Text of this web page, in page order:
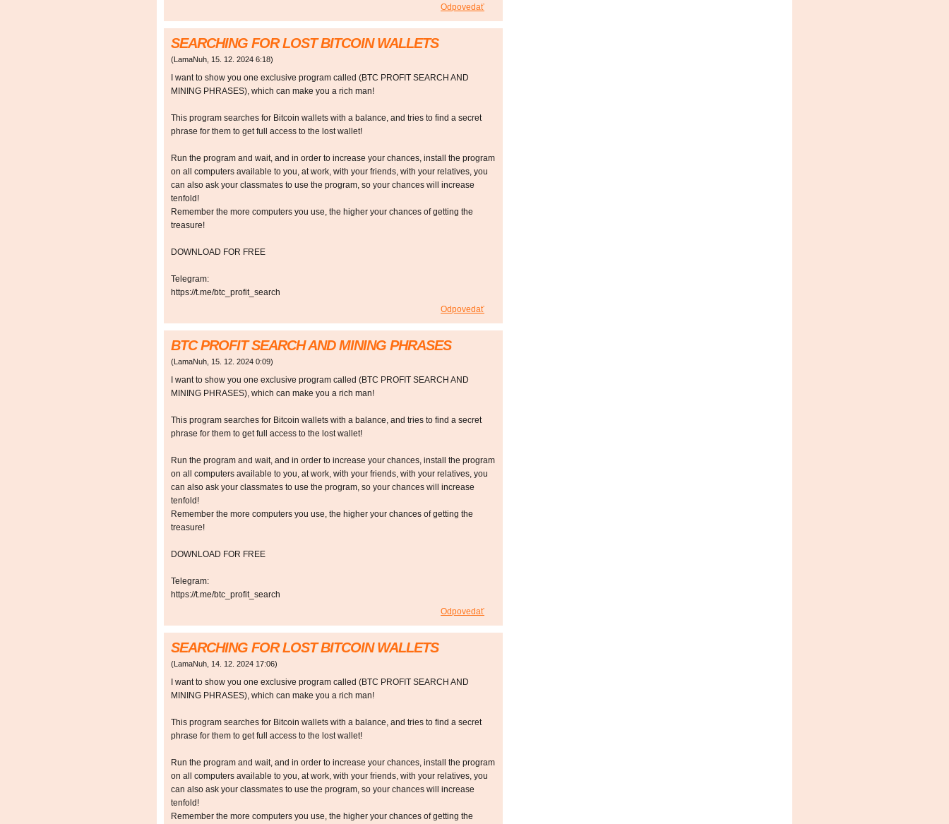
Odpovedať
SEARCHING FOR LOST BITCOIN WALLETS
(LamaNuh 15. 12. 2024 6:18)
I want to show you one exclusive program called (BTC PROFIT SEARCH AND
MINING PHRASES), which can make you a rich man!
This program searches for Bitcoin wallets with a balance, and tries to find a secret
phrase for them to get full access to the lost wallet!
Run the program and wait, and in order to increase your chances, install the program
on all computers available to you, at work, with your friends, with your relatives, you
can also ask your classmates to use the program, so your chances will increase
tenfold!
Remember the more computers you use, the higher your chances of getting the
treasure!
DOWNLOAD FOR FREE
Telegram:
https://t.me/btc_profit_search
Odpovedať
BTC PROFIT SEARCH AND MINING PHRASES
(LamaNuh 15. 12. 2024 0:09)
I want to show you one exclusive program called (BTC PROFIT SEARCH AND
MINING PHRASES), which can make you a rich man!
This program searches for Bitcoin wallets with a balance, and tries to find a secret
phrase for them to get full access to the lost wallet!
Run the program and wait, and in order to increase your chances, install the program
on all computers available to you, at work, with your friends, with your relatives, you
can also ask your classmates to use the program, so your chances will increase
tenfold!
Remember the more computers you use, the higher your chances of getting the
treasure!
DOWNLOAD FOR FREE
Telegram:
https://t.me/btc_profit_search
Odpovedať
SEARCHING FOR LOST BITCOIN WALLETS
(LamaNuh 14. 12. 2024 17:06)
I want to show you one exclusive program called (BTC PROFIT SEARCH AND
MINING PHRASES), which can make you a rich man!
This program searches for Bitcoin wallets with a balance, and tries to find a secret
phrase for them to get full access to the lost wallet!
Run the program and wait, and in order to increase your chances, install the program
on all computers available to you, at work, with your friends, with your relatives, you
can also ask your classmates to use the program, so your chances will increase
tenfold!
Remember the more computers you use, the higher your chances of getting the